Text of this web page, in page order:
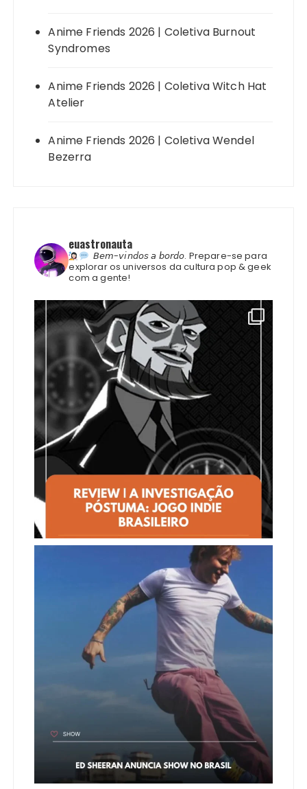
Anime Friends 2026 | Coletiva Burnout
Syndromes
Anime Friends 2026 | Coletiva Witch Hat
Atelier
Anime Friends 2026 | Coletiva Wendel
Bezerra
euastronauta
𝘉𝘦𝘮-𝘷𝘪𝘯𝘥𝘰𝘴 𝘢 𝘣𝘰𝘳𝘥𝘰. Prepare-se para
explorar os universos da cultura pop & geek
com a gente!